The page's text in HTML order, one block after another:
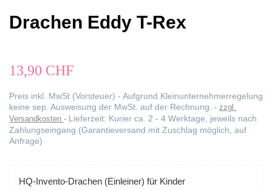
Drachen Eddy T-Rex
13,90 CHF
Preis inkl. MwSt (Vorsteuer) - Aufgrund Kleinunternehmerregelung
keine sep. Ausweisung der MwSt. auf der Rechnung.
zzgl.
Versandkosten
Lieferzeit: Kurier ca. 2 - 4 Werktage, jeweils nach
Zahlungseingang (Garantieversand mit Zuschlag möglich, auf
Anfrage)
HQ-Invento-Drachen (Einleiner) für Kinder